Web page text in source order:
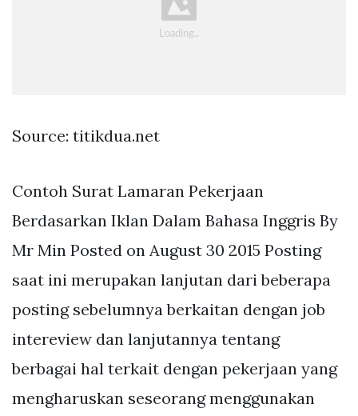
Source: titikdua.net
Contoh Surat Lamaran Pekerjaan
Berdasarkan Iklan Dalam Bahasa Inggris By
Mr Min Posted on August 30 2015 Posting
saat ini merupakan lanjutan dari beberapa
posting sebelumnya berkaitan dengan job
intereview dan lanjutannya tentang
berbagai hal terkait dengan pekerjaan yang
mengharuskan seseorang menggunakan